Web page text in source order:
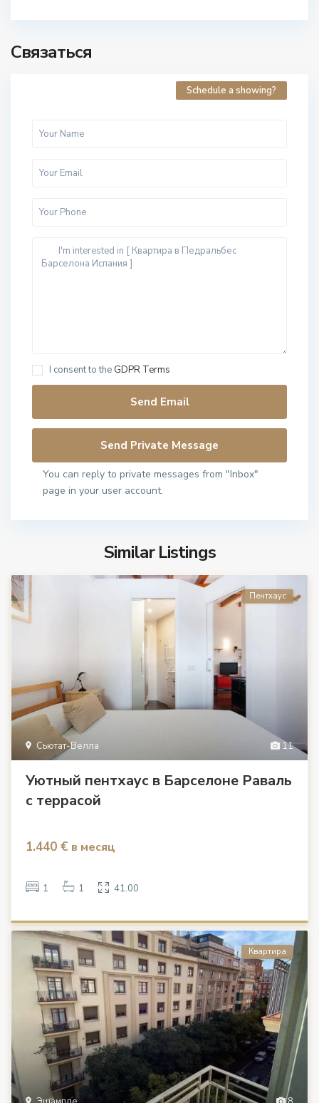
Связаться
Schedule a showing?
I consent to the GDPR Terms
You can reply to private messages from "Inbox"
page in your user account.
Similar Listings
11
Сьютат-Велла
Пентхаус
Уютный пентхаус в Барселоне Раваль
с террасой
1.440 € в месяц
1 1 41.00
Квартира